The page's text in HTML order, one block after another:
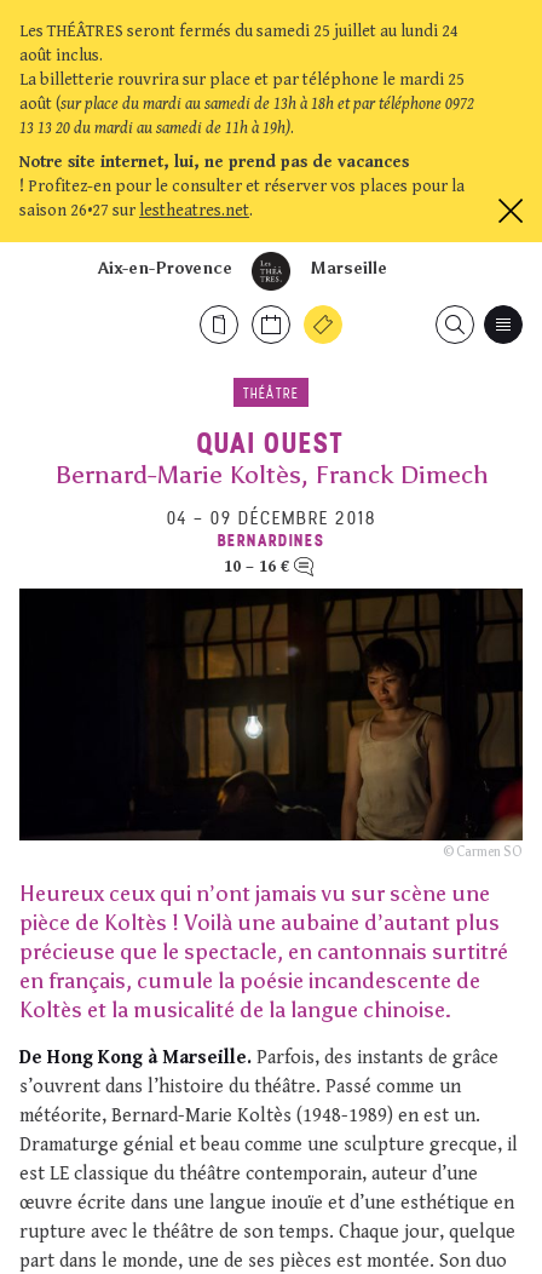
Les THÉÂTRES seront fermés du samedi 25 juillet au lundi 24
août inclus.
La billetterie rouvrira sur place et par téléphone le mardi 25
août (sur place du mardi au samedi de 13h à 18h et par téléphone 0972
13 13 20 du mardi au samedi de 11h à 19h).
Notre site internet, lui, ne prend pas de vacances
! Profitez-en pour le consulter et réserver vos places pour la
saison 26•27 sur lestheatres.net.
Marseille
Aix-en-Provence
THÉÂTRE
QUAI OUEST
Bernard-Marie Koltès, Franck Dimech
04 – 09 DÉCEMBRE 2018
BERNARDINES
10 – 16 €
© Carmen SO
Heureux ceux qui n’ont jamais vu sur scène une
pièce de Koltès ! Voilà une aubaine d’autant plus
précieuse que le spectacle, en cantonnais surtitré
en français, cumule la poésie incandescente de
Koltès et la musicalité de la langue chinoise.
De Hong Kong à Marseille. Parfois, des instants de grâce
s’ouvrent dans l’histoire du théâtre. Passé comme un
météorite, Bernard-Marie Koltès (1948-1989) en est un.
Dramaturge génial et beau comme une sculpture grecque, il
est LE classique du théâtre contemporain, auteur d’une
œuvre écrite dans une langue inouïe et d’une esthétique en
rupture avec le théâtre de son temps. Chaque jour, quelque
part dans le monde, une de ses pièces est montée. Son duo